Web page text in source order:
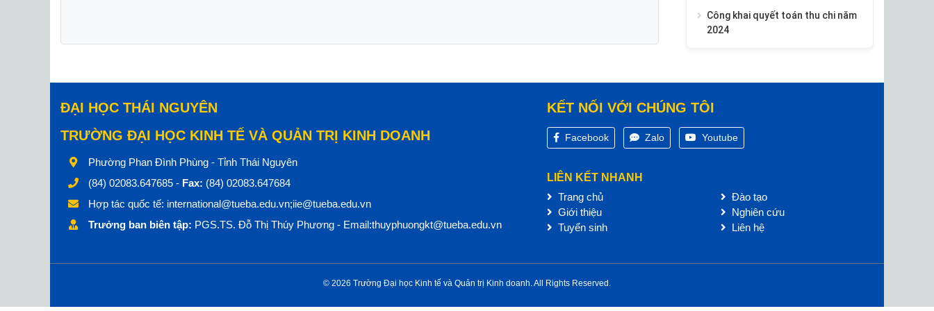
Công khai quyết toán thu chi năm
2024
ĐẠI HỌC THÁI NGUYÊN
TRƯỜNG ĐẠI HỌC KINH TẾ VÀ QUẢN TRỊ KINH DOANH
Phường Phan Đình Phùng - Tỉnh Thái Nguyên
(84) 02083.647685 - Fax: (84) 02083.647684
Hợp tác quốc tế: international@tueba.edu.vn;iie@tueba.edu.vn
Trưởng ban biên tập: PGS.TS. Đỗ Thị Thúy Phương - Email:thuyphuongkt@tueba.edu.vn
KẾT NỐI VỚI CHÚNG TÔI
Facebook Zalo Youtube
LIÊN KẾT NHANH
Trang chủ
Giới thiệu
Tuyển sinh
Đào tạo
Nghiên cứu
Liên hệ
© 2026 Trường Đại học Kinh tế và Quản trị Kinh doanh. All Rights Reserved.